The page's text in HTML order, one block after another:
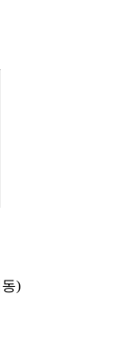
)